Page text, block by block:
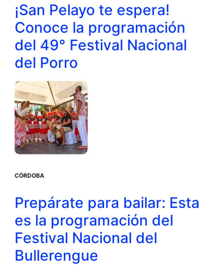
¡San Pelayo te espera!
Conoce la programación
del 49° Festival Nacional
del Porro
CÓRDOBA
Prepárate para bailar: Esta
es la programación del
Festival Nacional del
Bullerengue